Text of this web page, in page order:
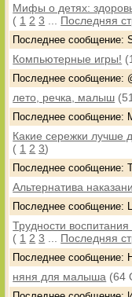
Мифы о детях:
( 1 2 3 Последняя
Последнее сообщение:
Компьютерные игры!
Последнее сообщение:
лето, речка, малыш
Последнее сообщение:
Какие сережки лучше
( 1 2 3)
Последнее сообщение:
Альтернатива
Последнее сообщение:
Трудности
( 1 2 3 Последняя
Последнее сообщение:
няня для малыша (64